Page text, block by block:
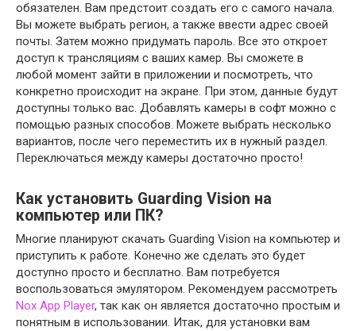
обязателен. Вам предстоит создать его с самого начала.
Вы можете выбрать регион, а также ввести адрес своей
почты. Затем можно придумать пароль. Все это откроет
доступ к трансляциям с ваших камер. Вы сможете в
любой момент зайти в приложении и посмотреть, что
конкретно происходит на экране. При этом, данные будут
доступны только вас. Добавлять камеры в софт можно с
помощью разных способов. Можете выбрать несколько
вариантов, после чего переместить их в нужный раздел.
Переключаться между камеры достаточно просто!
Как установить Guarding Vision на
компьютер или ПК?
Многие планируют скачать Guarding Vision на компьютер и
приступить к работе. Конечно же сделать это будет
доступно просто и бесплатно. Вам потребуется
воспользоваться эмулятором. Рекомендуем рассмотреть
Nox App Player, так как он является достаточно простым и
понятным в использовании. Итак, для установки вам